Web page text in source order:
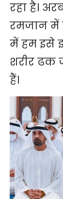
रहा है।
रमजान में
में हम इसे
शरीर ढक
हैं।